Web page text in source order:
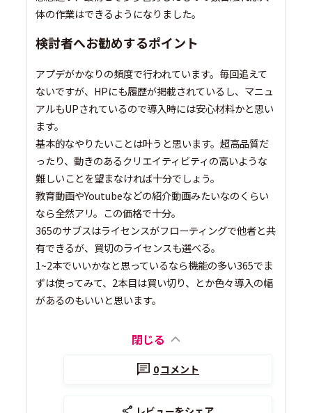
体の作業はできるようになりました。
検討者へお勧めするポイント
アプデがかなりの頻度で行われています。毎回追えて
ないですが、HPにも履歴が掲載されているし、マニュ
アルもUPされているので導入時には安心材料かと思い
ます。
基本的なやりたいことは叶うと思います。超高品質だ
ったり、動きのあるクリエイティビティの高いような
難しいことを望まなければ十分でしょう。
教育動画やYoutubeなどの紹介動画みたいなのくらい
なら全然アリ。この価格で十分。
365のサブスはライセンスがフローティングで他者と共
有できるが、買切のライセンスも選べる。
1~2本でいいかなと思っているなら機能の多い365でま
ずは使ってみて、2本目は買い切り、とか色々導入の幅
があるのもいいと思います。
閉じる
0コメント